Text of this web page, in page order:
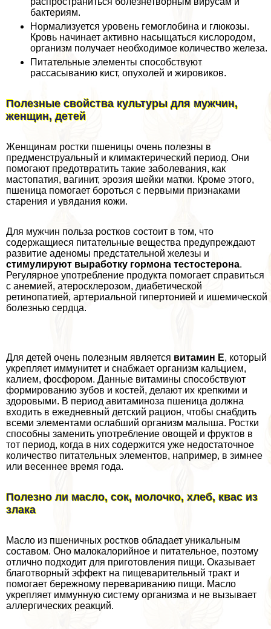
бактериям.
Нормализуется уровень гемоглобина и глюкозы.
Кровь начинает активно насыщаться кислородом,
организм получает необходимое количество железа.
Питательные элементы способствуют
рассасыванию кист, опухолей и жировиков.
Полезные свойства культуры для мужчин,
женщин, детей
Женщинам ростки пшеницы очень полезны в
предмeнcтpуальный и климактерический период. Они
помогают предотвратить такие заболевания, как
мастопатия, вaгинит, эрозия шейки матки. Кроме этого,
пшеница помогает бороться с первыми признаками
старения и увядания кожи.
Для мужчин польза ростков состоит в том, что
содержащиеся питательные вещества предупреждают
развитие аденомы предстательной железы и
стимулируют выработку гормона тестостерона.
Регулярное употрeбление продукта помогает справиться
с анемией, атеросклерозом, диабетической
ретинопатией, артериальной гипертонией и ишемической
болезнью сердца.
Для детей очень полезным является витамин Е, который
укрепляет иммунитет и снабжает организм кальцием,
калием, фосфором. Данные витамины способствуют
формированию зубов и костей, делают их крепкими и
здоровыми. В период авитаминоза пшеница должна
входить в ежедневный детский рацион, чтобы снабдить
всеми элементами ослабший организм малыша. Ростки
способны заменить употрeбление овощей и фруктов в
тот период, когда в них содержится уже недостаточное
количество питательных элементов, например, в зимнее
или весеннее время года.
Полезно ли масло, сок, молочко, хлеб, квас из
злака
Масло из пшеничных ростков обладает уникальным
составом. Оно малокалорийное и питательное, поэтому
отлично подходит для приготовления пищи. Оказывает
благотворный эффект на пищеварительный тpaкт и
помогает бережному перевариванию пищи. Масло
укрепляет иммунную систему организма и не вызывает
аллергических реакций.